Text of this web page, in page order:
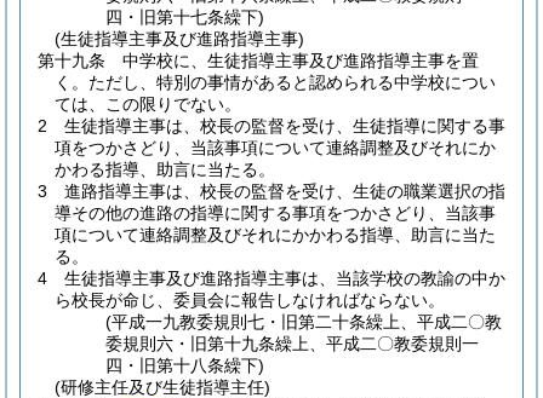
四・旧第十七条繰下)
(生徒指導主事及び進路指導主事)
第十九条
中学校に、生徒指導主事及び進路指導主事を置
く。 ただし、特別の事情があると認められる中学校につい
ては、この限りでない。
2
生徒指導主事は、校長の監督を受け、生徒指導に関する事
項をつかさどり、当該事項について連絡調整及びそれにか
かわる指導、助言に当たる。
3
進路指導主事は、校長の監督を受け、生徒の職業選択の指
導その他の進路の指導に関する事項をつかさどり、当該事
項について連絡調整及びそれにかかわる指導、助言に当た
る。
4
生徒指導主事及び進路指導主事は、当該学校の教諭の中か
ら校長が命じ、委員会に報告しなければならない。
(平成一九教委規則七・旧第二十条繰上、平成二〇教
委規則六・旧第十九条繰上、平成二〇教委規則一
四・旧第十八条繰下)
(研修主任及び生徒指導主任)